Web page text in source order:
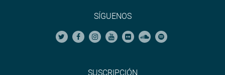
SÍGUENOS
SUSCRIPCIÓN